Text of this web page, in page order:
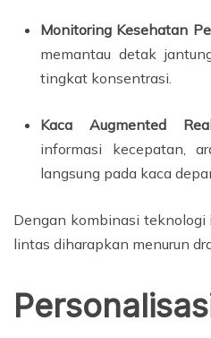
Monitoring Kesehatan
memantau detak
tingkat konsentrasi.
Kaca Augmented
informasi kecepatan,
langsung pada kaca
Dengan kombinasi
lintas diharapkan menurun